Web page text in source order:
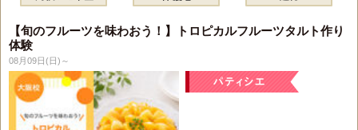
【旬のフルーツを味わおう！】トロピカルフルーツタルト作り
体験
08月09日(日)～